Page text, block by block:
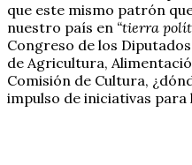
que este mismo patrón
nuestro país en “tierra
Congreso de los
de Agricultura,
Comisión de Cultura,
impulso de iniciativas